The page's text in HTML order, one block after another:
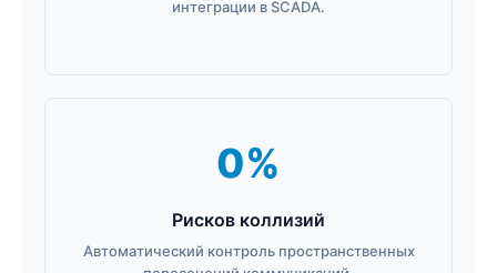
интеграции в SCADA.
0%
Рисков коллизий
Автоматический контроль пространственных